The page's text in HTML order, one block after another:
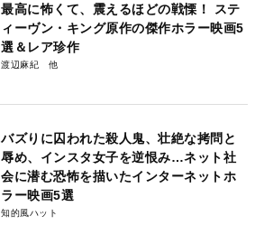
最高に怖くて、震えるほどの戦慄！ ステ
ィーヴン・キング原作の傑作ホラー映画5
選＆レア珍作
渡辺麻紀
バズりに囚われた殺人鬼、壮絶な拷問と
辱め、インスタ女子を逆恨み…ネット社
会に潜む恐怖を描いたインターネットホ
ラー映画5選
知的風ハット